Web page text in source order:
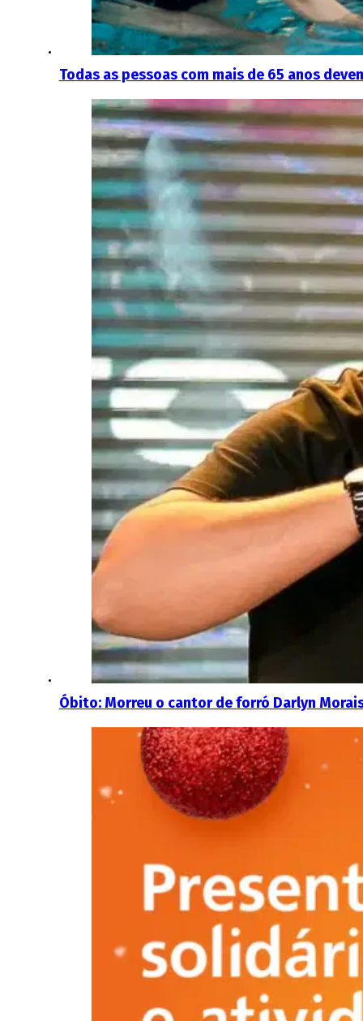
Todas as pessoas com mais de 65 anos
Óbito: Morreu o cantor de forró Darlyn